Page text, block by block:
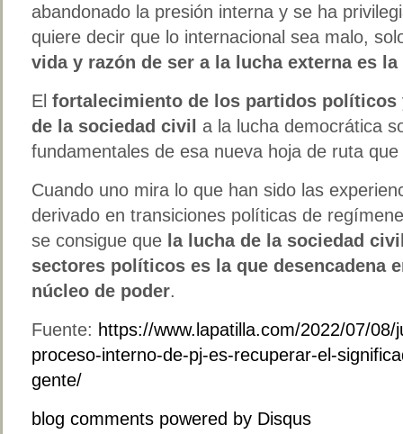
abandonado la presión interna y se ha
quiere decir que lo internacional sea malo,
vida y razón de ser a la lucha externa es
El fortalecimiento de los partidos políticos
de la sociedad civil a la lucha democrática
fundamentales de esa nueva hoja de ruta
Cuando uno mira lo que han sido las
derivado en transiciones políticas de
se consigue que la lucha de la sociedad
sectores políticos es la que desencadena
núcleo de poder.
Fuente: https://www.lapatilla.com/2022/07/
proceso-interno-de-pj-es-recuperar-el-
gente/
blog comments powered by Disqus